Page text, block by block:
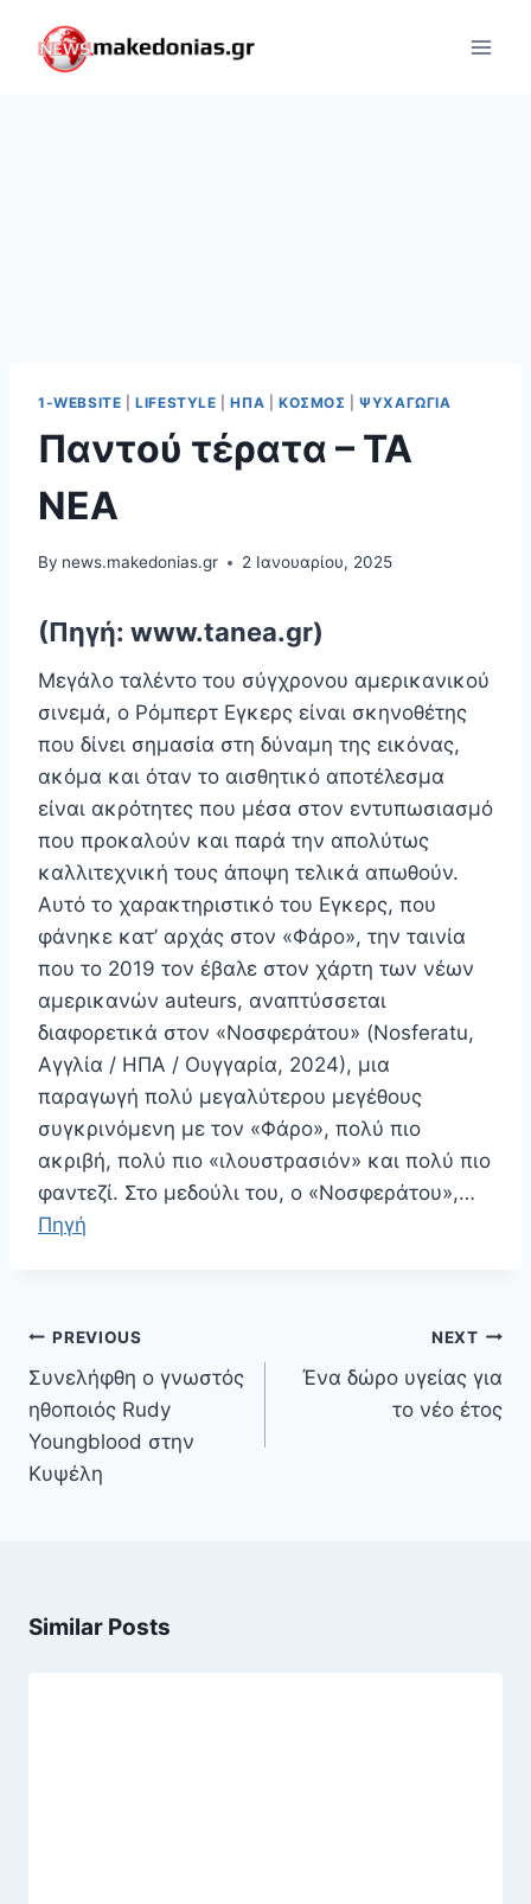
content
1-WEBSITE |LIFESTYLE |ΗΠΑ ΚΌΣΜΟΣ |ΨΥΧΑΓΩΓΊΑ
Παντού τέρατα – ΤΑ
ΝΕΑ
By news.makedonias.gr 2 Ιανουαρίου, 2025
(Πηγή: www.tanea.gr)
Mεγάλο ταλέντο του σύγχρονου αμερικανικού
σινεμά, o Ρόμπερτ Εγκερς είναι σκηνοθέτης
που δίνει σημασία στη δύναμη της εικόνας,
ακόμα και όταν το αισθητικό αποτέλεσμα
είναι ακρότητες που μέσα στον εντυπωσιασμό
που προκαλούν και παρά την απολύτως
καλλιτεχνική τους άποψη τελικά απωθούν.
Αυτό το χαρακτηριστικό του Εγκερς, που
φάνηκε κατ’ αρχάς στον «Φάρο», την ταινία
που το 2019 τον έβαλε στον χάρτη των νέων
αμερικανών auteurs, αναπτύσσεται
διαφορετικά στον «Νοσφεράτου» (Nosferatu,
Aγγλία / ΗΠΑ / Ουγγαρία, 2024), μια
παραγωγή πολύ μεγαλύτερου μεγέθους
συγκρινόμενη με τον «Φάρο», πολύ πιο
ακριβή, πολύ πιο «ιλουστρασιόν» και πολύ πιο
φαντεζί. Στο μεδούλι του, ο «Νοσφεράτου»,…
Πηγή
Πλοήγηση
άρθρων
PREVIOUS
Συνελήφθη ο γνωστός
ηθοποιός Rudy
Youngblood στην
Κυψέλη
NEXT
Ένα δώρο υγείας για
το νέο έτος
Similar Posts